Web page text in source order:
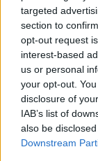
targeted
section to
opt-out request
interest-based
us or personal
your opt-out.
disclosure of
IAB’s list of
also be
Downstream